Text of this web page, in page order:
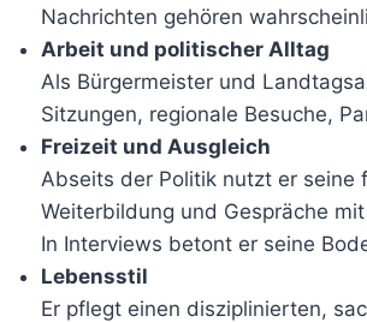
Nachrichten gehören
Arbeit und politischer Alltag
Als Bürgermeister und
Sitzungen, regionale Besuche,
Freizeit und Ausgleich
Abseits der Politik nutzt er seine
Weiterbildung und Gespräche
In Interviews betont er seine
Lebensstil
Er pflegt einen disziplinierten,